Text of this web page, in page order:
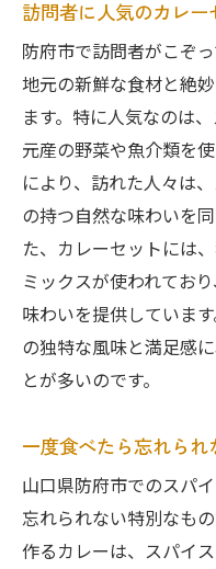
初めての防府
人気店の予約
予算に合わせ
地元の人がお
スパイスカレ
カレーを楽し
訪問者に人気のカレー
防府市で訪問者がこぞ
地元の新鮮な食材と絶
ます。特に人気なのは
元産の野菜や魚介類を
により、訪れた人々は
の持つ自然な味わいを
た、カレーセットには
ミックスが使われてお
味わいを提供していま
の独特な風味と満足感
とが多いのです。
一度食べたら忘れら
山口県防府市でのスパ
忘れられない特別なも
作るカレーは、スパイ